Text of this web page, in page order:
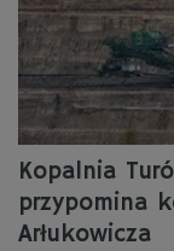
Kopalnia
przypomina
Arłukowicza